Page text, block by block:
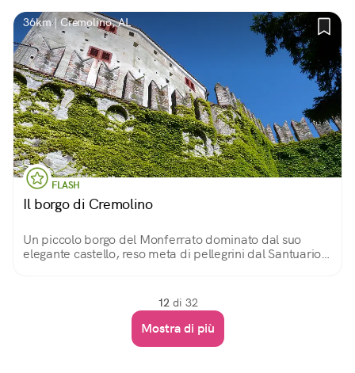
36km | Cremolino, AL
FLASH
Il borgo di Cremolino
Un piccolo borgo del Monferrato dominato dal suo
elegante castello, reso meta di pellegrini dal Santuario
12 di 32
Mostra di più